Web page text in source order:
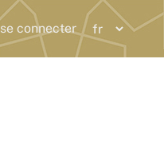
se connecter